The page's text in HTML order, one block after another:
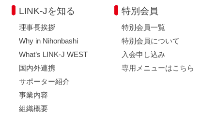
LINK-Jを知る
理事長挨拶
Why in Nihonbashi
What’s LINK-J WEST
国内外連携
サポーター紹介
事業内容
組織概要
特別会員
特別会員一覧
特別会員について
入会申し込み
専用メニューはこちら